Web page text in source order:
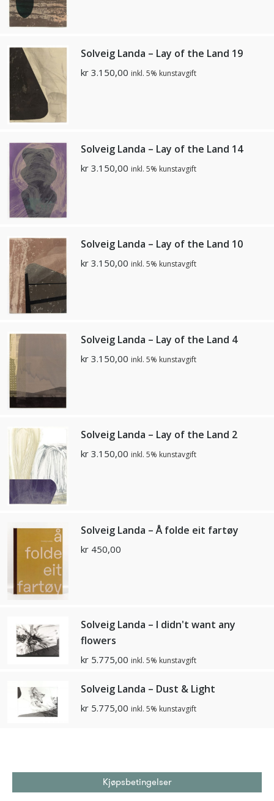
Solveig Landa – Lay of the Land 19
kr 3.150,00 inkl. 5% kunstavgift
Solveig Landa – Lay of the Land 14
kr 3.150,00 inkl. 5% kunstavgift
Solveig Landa – Lay of the Land 10
kr 3.150,00 inkl. 5% kunstavgift
Solveig Landa – Lay of the Land 4
kr 3.150,00 inkl. 5% kunstavgift
Solveig Landa – Lay of the Land 2
kr 3.150,00 inkl. 5% kunstavgift
Solveig Landa – Å folde eit fartøy
kr 450,00
Solveig Landa – I didn't want any
flowers
kr 5.775,00 inkl. 5% kunstavgift
Solveig Landa – Dust & Light
kr 5.775,00 inkl. 5% kunstavgift
Kjøpsbetingelser